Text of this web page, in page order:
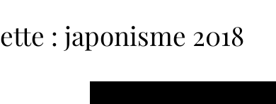
: japonisme 2018